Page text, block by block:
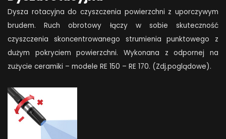
Dysza rotacyjna do czyszczenia powierzchni z uporczywym
brudem. Ruch obrotowy łączy w sobie skuteczność
czyszczenia skoncentrowanego strumienia punktowego z
dużym pokryciem powierzchni. Wykonana z odpornej na
zużycie ceramiki – modele RE 150 – RE 170. (Zdj.poglądowe).